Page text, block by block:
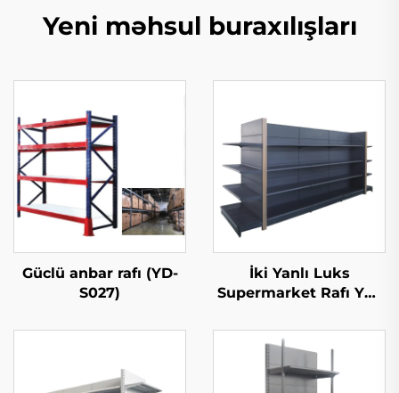
Yeni məhsul buraxılışları
Güclü anbar rafı (YD-
S027)
İki Yanlı Luks
Supermarket Rafı YD-